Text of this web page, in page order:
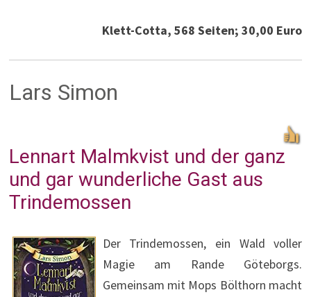
Klett-Cotta, 568 Seiten; 30,00 Euro
Lars Simon
Lennart Malmkvist und der ganz
und gar wunderliche Gast aus
Trindemossen
Der Trindemossen, ein Wald voller
Magie am Rande Göteborgs.
Gemeinsam mit Mops Bölthorn macht